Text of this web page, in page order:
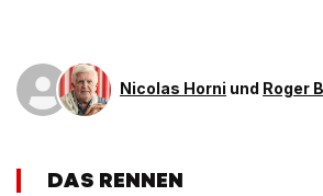
Nicolas Horni und Roger
DAS RENNEN